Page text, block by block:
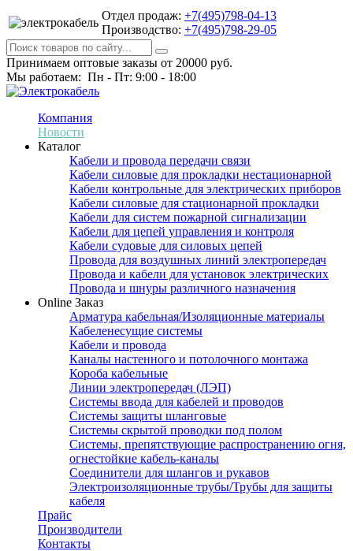
Отдел продаж: +7(495)798-04-13
Производство: +7(495)798-29-05
Принимаем оптовые заказы от 20000 руб.
Мы работаем: Пн - Пт: 9:00 - 18:00
Компания
Новости
Каталог
Кабели и провода передачи связи
Кабели силовые для прокладки нестационарной
Кабели контрольные для электрических приборов
Кабели силовые для стационарной прокладки
Кабели для систем пожарной сигнализации
Кабели для цепей управления и контроля
Кабели судовые для силовых цепей
Провода для воздушных линий электропередач
Провода и кабели для установок электрических
Провода и шнуры различного назначения
Online Заказ
Арматура кабельная/Изоляционные материалы
Кабеленесущие системы
Кабели и провода
Каналы настенного и потолочного монтажа
Короба кабельные
Линии электропередач (ЛЭП)
Системы ввода для кабелей и проводов
Системы защиты шланговые
Системы скрытой проводки под полом
Системы, препятствующие распространению огня,
огнестойкие кабель-каналы
Соединители для шлангов и рукавов
Электроизоляционные трубы/Трубы для защиты
кабеля
Прайс
Производители
Контакты